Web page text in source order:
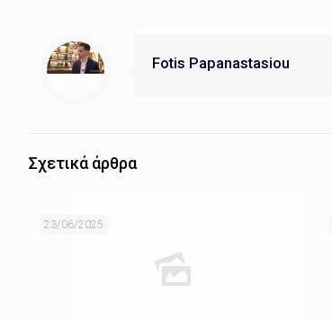
Fotis Papanastasiou
Σχετικά άρθρα
23/06/2025